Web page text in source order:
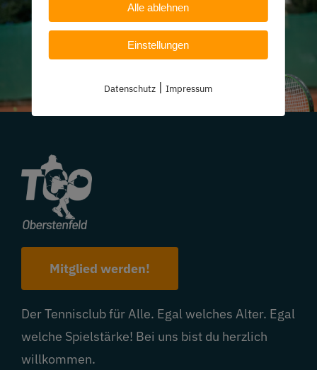
Mitglied werden!
Der Tennisclub für Alle. Egal welches Alter. Egal
welche Spielstärke! Bei uns bist du herzlich
willkommen.
Alle ablehnen
Einstellungen
Datenschutz |Impressum